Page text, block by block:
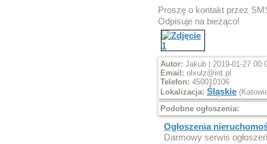
Proszę o kontakt przez
Odpisuje na bieżąco!
Autor: Jakub | 2019-01-27
Email: olxulz@int.pl
Telefon: 450010106
Lokalizacja: Śląskie
Podobne ogłoszenia:
Ogłoszenia
Darmowy serwis